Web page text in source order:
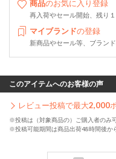
商品のお気に入り登録
再入荷やセール開始、残り
マイブランドの登録
新商品やセール等、ブラン
このアイテムへのお客様の声
レビュー投稿で最大2,000
※投稿は（対象商品の）ご購入者のみ
※投稿可能期間は商品出荷48時間後か